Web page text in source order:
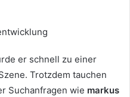
er schnell zu einer
Trotzdem tauchen
Suchanfragen wie markus